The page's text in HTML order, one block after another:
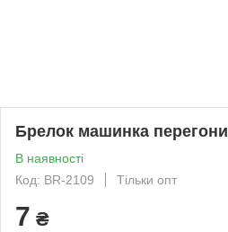
Брелок машинка перегони
В наявності
Код: BR-2109
Тільки опт
7 ₴